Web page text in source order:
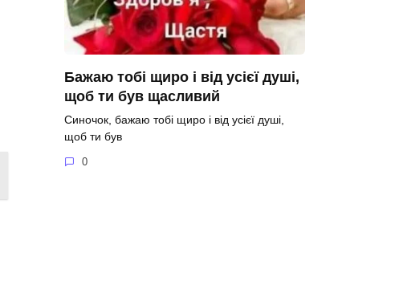
Бажаю тобі щиро і від усієї душі,
щоб ти був щасливий
Синочок, бажаю тобі щиро і від усієї душі,
щоб ти був
0